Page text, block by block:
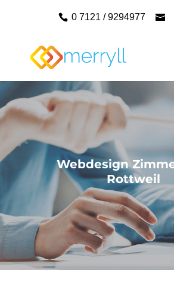
0 7121 / 9294977
Webdesign
Rottweil